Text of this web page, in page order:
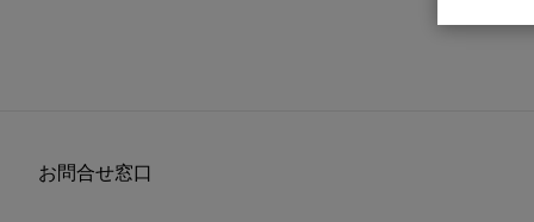
お問合せ窓口